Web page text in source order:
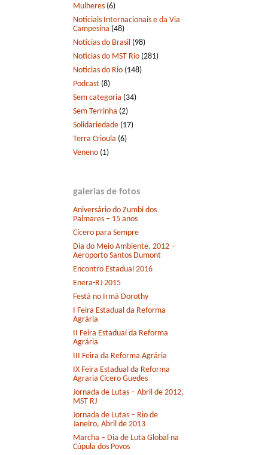
Mulheres (6)
Notíciais Internacionais e da Via
Campesina (48)
Notícias do Brasil (98)
Notícias do MST Rio (281)
Notícias do Rio (148)
Podcast (8)
Sem categoria (34)
Sem Terrinha (2)
Solidariedade (17)
Terra Crioula (6)
Veneno (1)
galerias de fotos
Aniversário do Zumbi dos
Palmares – 15 anos
Cícero para Sempre
Dia do Meio Ambiente, 2012 –
Aeroporto Santos Dumont
Encontro Estadual 2016
Enera-RJ 2015
Festã no Irmã Dorothy
I Feira Estadual da Reforma
Agrária
II Feira Estadual da Reforma
Agrária
III Feira da Reforma Agrária
IX Feira Estadual da Reforma
Agraria Cícero Guedes
Jornada de Lutas – Abril de 2012,
MST RJ
Jornada de Lutas – Rio de
Janeiro, Abril de 2013
Marcha – Dia de Luta Global na
Cúpula dos Povos